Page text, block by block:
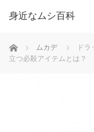
身近なムシ百科
ホーム ムカデ
ド
立つ必殺アイテムとは？